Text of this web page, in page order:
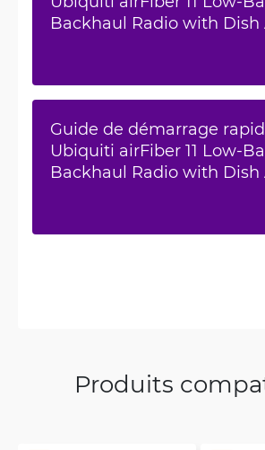
Backhaul Radio with Dish
Guide de démarrage
Ubiquiti airFiber 11 Low-
Backhaul Radio with Dish
Produits